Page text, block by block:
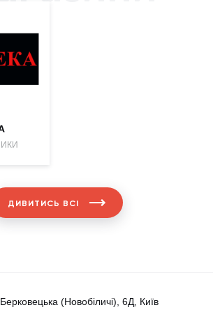
ДИВИТИСЬ ВСІ
(Новобіличі), 6Д, Київ